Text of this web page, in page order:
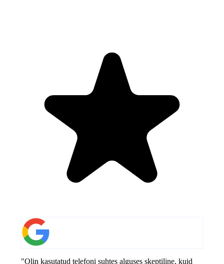
"Olin kasutatud telefoni suhtes alguses skeptiline, kuid